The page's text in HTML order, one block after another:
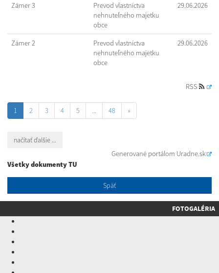
Zámer 3
Prevod vlastníctva
nehnuteľného majetku
obce
29.06.2026
Zámer 2
Prevod vlastníctva
nehnuteľného majetku
obce
29.06.2026
RSS
1 2 3 4 5 ... 48 »
načítať ďalšie ...
Generované portálom Uradne.sk
Všetky dokumenty TU
Späť
FOTOGALÉRIA